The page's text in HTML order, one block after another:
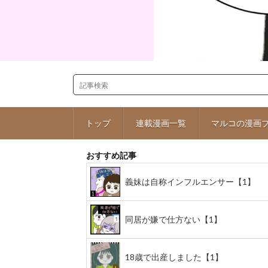
トップ 連載漫画一覧 マルコの漫画
おすすめ記事
義妹は自称インフルエンサー【1】
同居が嫌で仕方ない【1】
18歳で出産しました【1】